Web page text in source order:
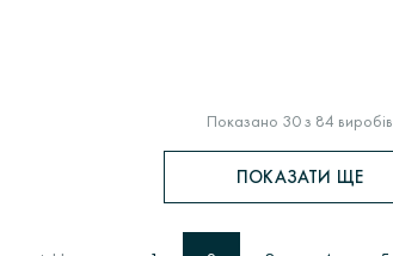
Показано 30 з 84 виробів
ПОКАЗАТИ ЩЕ